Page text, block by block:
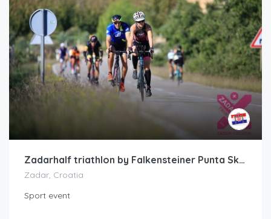
Zadarhalf triathlon by Falkensteiner Punta Skala
Zadar, Croatia
Sport event